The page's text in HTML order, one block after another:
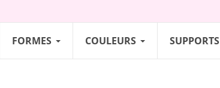
FORMES COULEURS SUPPORTS